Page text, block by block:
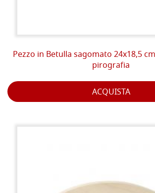
Pezzo in Betulla sagomato 24x18,5
pirografia
ACQUISTA